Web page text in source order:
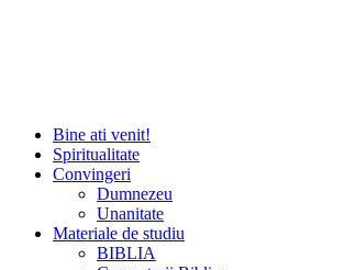
Bine ati venit!
Spiritualitate
Convingeri
Dumnezeu
Unanitate
Materiale de studiu
BIBLIA